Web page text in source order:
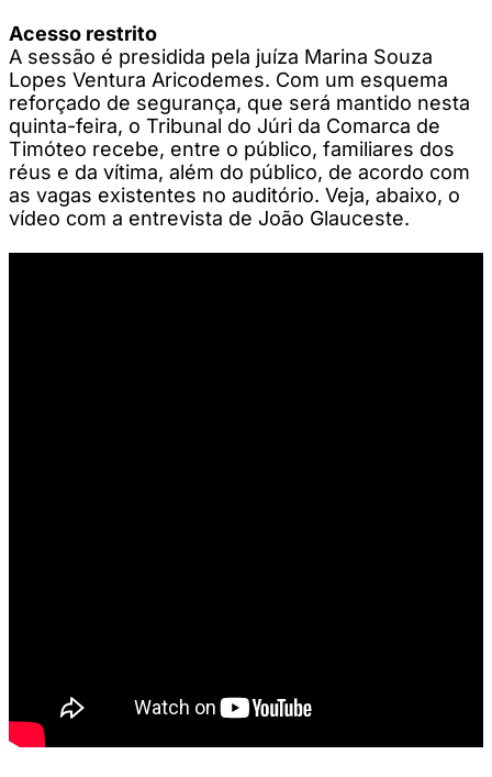
Acesso restrito
A sessão é presidida pela juíza Marina Souza
Lopes Ventura Aricodemes. Com um esquema
reforçado de segurança, que será mantido nesta
quinta-feira, o Tribunal do Júri da Comarca de
Timóteo recebe, entre o público, familiares dos
réus e da vítima, além do público, de acordo com
as vagas existentes no auditório. Veja, abaixo, o
vídeo com a entrevista de João Glauceste.